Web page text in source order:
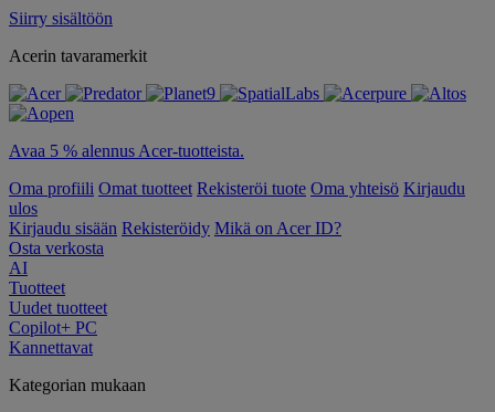
Siirry sisältöön
Acerin tavaramerkit
Avaa 5 % alennus Acer-tuotteista.
Oma profiili Omat tuotteet Rekisteröi tuote Oma yhteisö Kirjaudu
ulos
Kirjaudu sisään Rekisteröidy Mikä on Acer ID?
Osta verkosta
AI
Tuotteet
Uudet tuotteet
Copilot+ PC
Kannettavat
Kategorian mukaan